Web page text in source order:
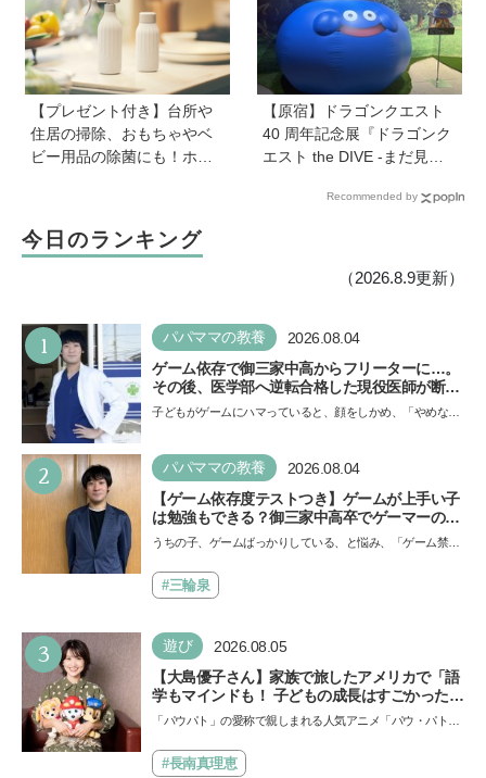
はあきらめなければ何でも
できると子どもに知ってほ
しい
ていいよ」
【プレゼント付き】台所や
住居の掃除、おもちゃやベ
ビー用品の除菌にも！ホタ
【原宿】ドラゴンクエスト
40 周年記念展『ドラゴンク
エスト the DIVE -まだ見ぬ
カドに登場！ VR体験からコ
Recommended by
今日のランキング
（2026.8.9更新）
1 パパママの教養 2026.08.04
ゲーム依存で御三家中高からフリーターに…。
その後、医学部へ逆転合格した現役医師が断言
「ゲームの経験が受験勉強に役立った」そう考
子どもがゲームにハマっていると、顔をしかめ、「やめなさ
い…
2 パパママの教養 2026.08.04
【ゲーム依存度テストつき】ゲームが上手い子
は勉強もできる？御三家中高卒でゲーマーの医
師・阿部智史さんが教えるゲームしながら受験
うちの子、ゲームばっかりしている、と悩み、「ゲーム禁
も…
#三輪泉
3 遊び 2026.08.05
【大島優子さん】家族で旅したアメリカで「語
学もマインドも！ 子どもの成長はすごかった」
声優をつとめた映画『パウ・パトロール ザ・ダ
できると子どもに知ってほしい
「パウパト」の愛称で親しまれる人気アニメ「パウ・パトロ
ザ…
#長南真理恵